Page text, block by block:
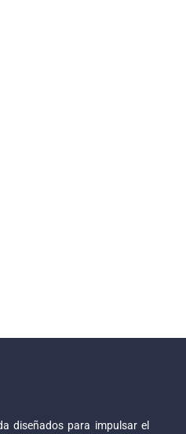
diseñados para impulsar el